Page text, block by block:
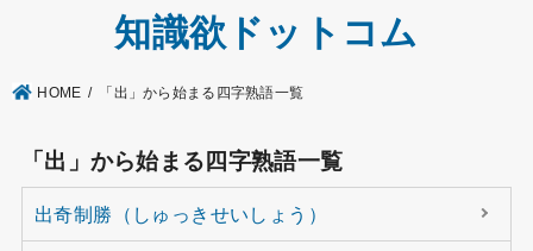
知識欲ドットコム
HOME 「出」から始まる四字熟語一覧
「出」から始まる四字熟語一覧
出奇制勝（しゅっきせいしょう）